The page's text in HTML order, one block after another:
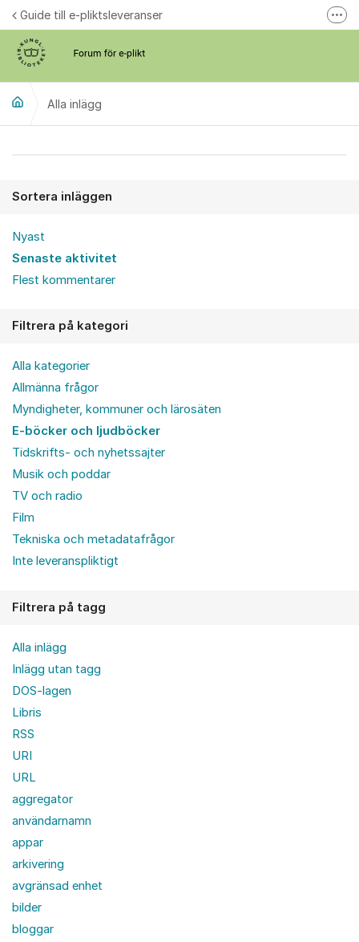
Hoppa till innehåll
Guide till e-pliktsleveranser
Alla inlägg
Sortera inläggen
Nyast
Senaste aktivitet
Flest kommentarer
Filtrera på kategori
Alla kategorier
Allmänna frågor
Myndigheter, kommuner och lärosäten
E-böcker och ljudböcker
Tidskrifts- och nyhetssajter
Musik och poddar
TV och radio
Film
Tekniska och metadatafrågor
Inte leveranspliktigt
Filtrera på tagg
Alla inlägg
Inlägg utan tagg
DOS-lagen
Libris
RSS
URI
URL
aggregator
användarnamn
appar
arkivering
avgränsad enhet
bilder
bloggar